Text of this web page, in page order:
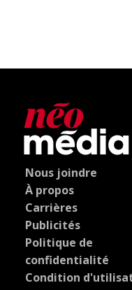
Nous joindre
À propos
Carrières
Publicités
Politique de
confidentialité
Condition